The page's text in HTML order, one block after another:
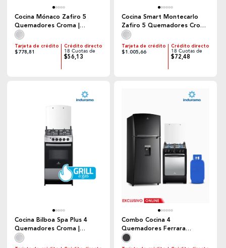
Cocina Mónaco Zafiro 5
Quemadores Croma |
Indurama
Tarjeta de crédito
$778,81
Crédito directo
18 Cuotas de
$56,13
Cocina Smart Montecarlo
Zafiro 5 Quemadores Croma
| Indurama
Tarjeta de crédito
$1.005,66
Crédito directo
18 Cuotas de
$72,48
Cocina Bilboa Spa Plus 4
Quemadores Croma |
Indurama
Combo Cocina 4
Quemadores Ferrara
Maxgrill + Refrigeradora
Top Mount 390 Lt Negra |